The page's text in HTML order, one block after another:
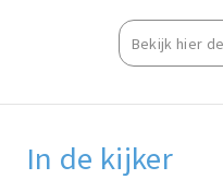
Bekijk hier
In de kijker